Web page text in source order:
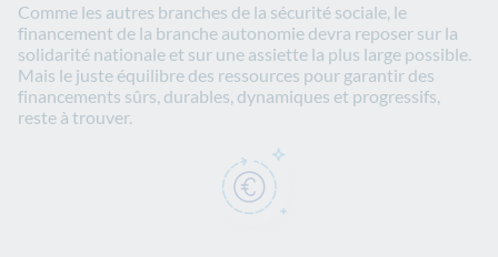
Comme les autres branches de la sécurité sociale, le
financement de la branche autonomie devra reposer sur la
solidarité nationale et sur une assiette la plus large possible.
Mais le juste équilibre des ressources pour garantir des
financements sûrs, durables, dynamiques et progressifs,
reste à trouver.